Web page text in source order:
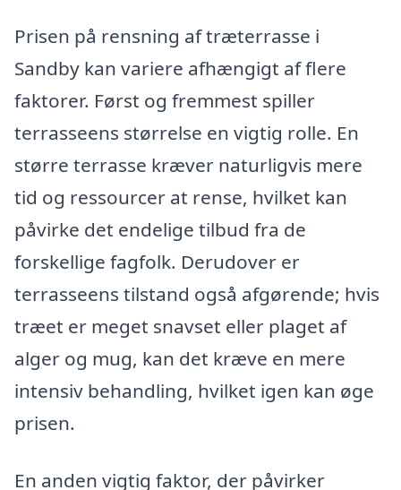
Prisen på rensning af træterrasse i
Sandby kan variere afhængigt af flere
faktorer. Først og fremmest spiller
terrasseens størrelse en vigtig rolle. En
større terrasse kræver naturligvis mere
tid og ressourcer at rense, hvilket kan
påvirke det endelige tilbud fra de
forskellige fagfolk. Derudover er
terrasseens tilstand også afgørende; hvis
træet er meget snavset eller plaget af
alger og mug, kan det kræve en mere
intensiv behandling, hvilket igen kan øge
prisen.
En anden vigtig faktor, der påvirker